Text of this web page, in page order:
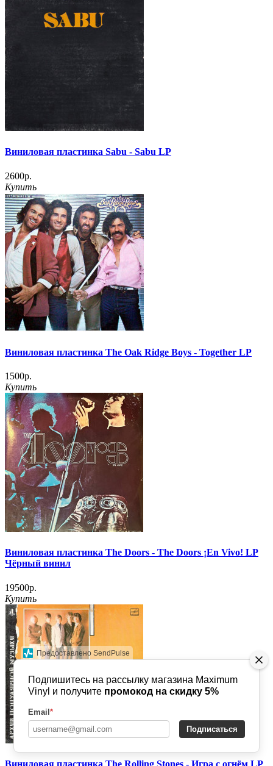
Виниловая пластинка Sabu - Sabu LP
2600р.
Купить
Виниловая пластинка The Oak Ridge Boys - Together LP
1500р.
Купить
Виниловая пластинка The Doors - The Doors ¡En Vivo! LP
Чёрный винил
19500р.
Купить
Виниловая пластинка The Rolling Stones - Игра с огнём LP
Подпишитесь на рассылку магазина Maximum
Vinyl и получите промокод на скидку 5%
Email *
Подписаться
Предоставлено SendPulse